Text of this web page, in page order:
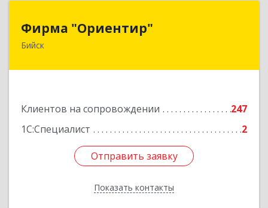
Фирма "Ориентир"
Бийск
Клиентов на сопровождении
247
1С:Специалист
2
Отправить заявку
Показать контакты
659300, Алтайский край, Бийск г, Сергея Кирова
Отправить заявку
Назад